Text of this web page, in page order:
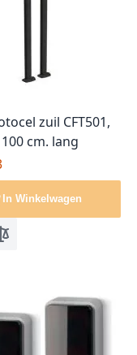
zuil CFT501,
cm. lang
In Winkelwagen
aan verlanglijst
om te